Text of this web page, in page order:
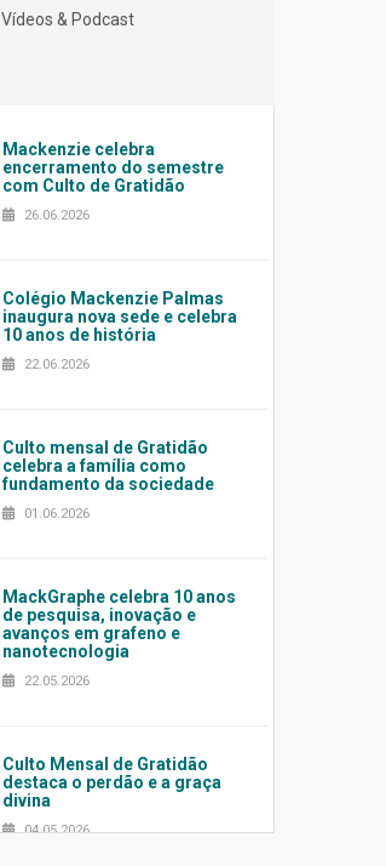
Vídeos & Podcast
Mackenzie celebra
encerramento do semestre
com Culto de Gratidão
26.06.2026
Colégio Mackenzie Palmas
inaugura nova sede e celebra
10 anos de história
22.06.2026
Culto mensal de Gratidão
celebra a família como
fundamento da sociedade
01.06.2026
MackGraphe celebra 10 anos
de pesquisa, inovação e
avanços em grafeno e
nanotecnologia
22.05.2026
Culto Mensal de Gratidão
destaca o perdão e a graça
divina
04.05.2026